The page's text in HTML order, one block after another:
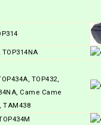
TOP432,
Came Came
TAM438